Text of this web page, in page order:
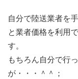
自分で陸送業者を
と業者価格を利用
す。
もちろん自分で行
が・・・＾＾；